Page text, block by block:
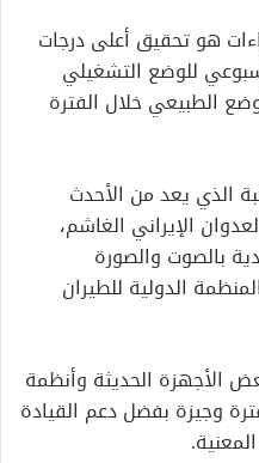
هو تحقيق أعلى درجات
للوضع التشغيلي
الطبيعي خلال الفترة
الذي يعد من الأحدث
الإيراني الغاشم،
بالصوت والصورة
الدولية للطيران
الأجهزة الحديثة وأنظمة
وجيزة بفضل دعم القيادة